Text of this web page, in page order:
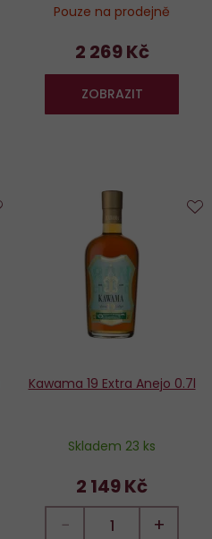
Pouze na prodejně
2 269 Kč
ZOBRAZIT
Kawama 19 Extra Anejo 0.7l
Skladem 23 ks
2 149 Kč
− +